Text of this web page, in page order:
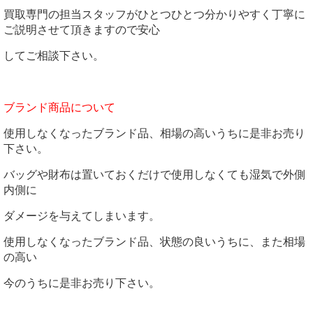
買取専門の担当スタッフがひとつひとつ分かりやすく丁寧に
ご説明させて頂きますので安心
してご相談下さい。
ブランド商品について
使用しなくなったブランド品、相場の高いうちに是非お売り
下さい。
バッグや財布は置いておくだけで使用しなくても湿気で外側
内側に
ダメージを与えてしまいます。
使用しなくなったブランド品、状態の良いうちに、また相場
の高い
今のうちに是非お売り下さい。